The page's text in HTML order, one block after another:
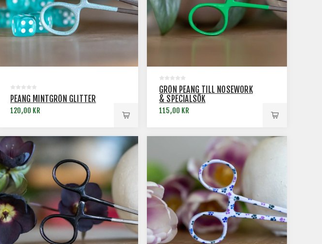
PEANG MINTGRÖN GLITTER
120,00 KR
GRÖN PEANG TILL NOSEWORK
& SPECIALSÖK
115,00 KR